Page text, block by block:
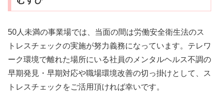
50人未満の事業場では、当面の間は労働安全衛生法のス
トレスチェックの実施が努力義務になっています。テレワ
ーク環境で離れた場所にいる社員のメンタルヘルス不調の
早期発見・早期対応や職場環境改善の切っ掛けとして、ス
トレスチェックをご活用頂ければ幸いです。